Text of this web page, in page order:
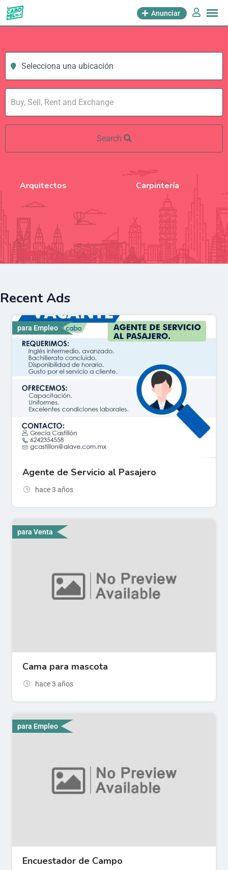
Anunciar
Selecciona una ubicación
Search
Carpintería Electricidad
Recent Ads
para Empleo
Agente de Servicio al Pasajero
hace 3 años
para Venta
Cama para mascota
hace 3 años
para Empleo
Encuestador de Campo